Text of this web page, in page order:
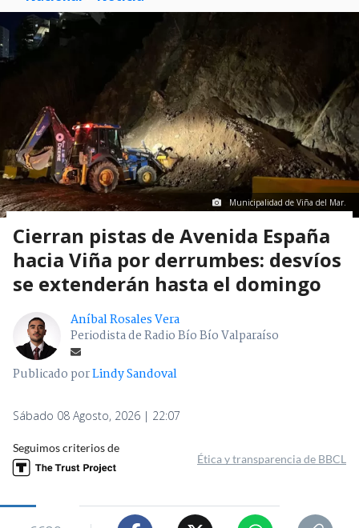
Municipalidad de Viña del Mar.
Cierran pistas de Avenida España
hacia Viña por derrumbes: desvíos
se extenderán hasta el domingo
Aníbal Rosales Vera
Periodista de Radio Bío Bío Valparaíso
Publicado porLindy Sandoval
Sábado 08 Agosto, 2026 | 22:07
Seguimos criterios de
Ética y transparencia de BBCL